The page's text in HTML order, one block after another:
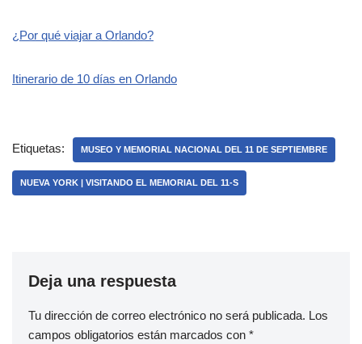
¿Por qué viajar a Orlando?
Itinerario de 10 días en Orlando
Etiquetas: MUSEO Y MEMORIAL NACIONAL DEL 11 DE SEPTIEMBRE
NUEVA YORK | VISITANDO EL MEMORIAL DEL 11-S
Deja una respuesta
Tu dirección de correo electrónico no será publicada. Los
campos obligatorios están marcados con *